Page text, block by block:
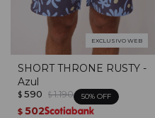
EXCLUSIVO WEB
SHORT THRONE RUSTY -
Azul
$ 590 $ 1.190 50
$ 502